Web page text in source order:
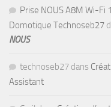
Prise NOUS A8M Wi-Fi
Domotique Technoseb27
NOUS
technoseb27 dans
Assistant